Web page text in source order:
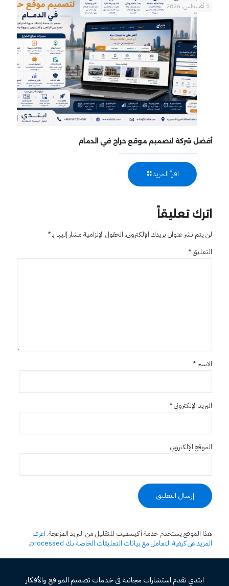
1 أغسطس، 2026
أفضل شركة لتصميم موقع حراج في الدمام
اقرأ المزيد
اترك تعليقاً
لن يتم نشر عنوان بريدك الإلكتروني. الحقول الإلزامية مشار إليها بـ*
التعليق*
الاسم *
البريد الإلكتروني*
الموقع الإلكتروني
هذا الموقع يستخدم خدمة أكيسميت للتقليل من البريد المزعجة. اعرف
المزيد عن كيفية التعامل مع بيانات التعليقات الخاصة بك processed
.
ابتدي تقدم استشارات مجانية فى خدمات تصميم المواقع والأفكار